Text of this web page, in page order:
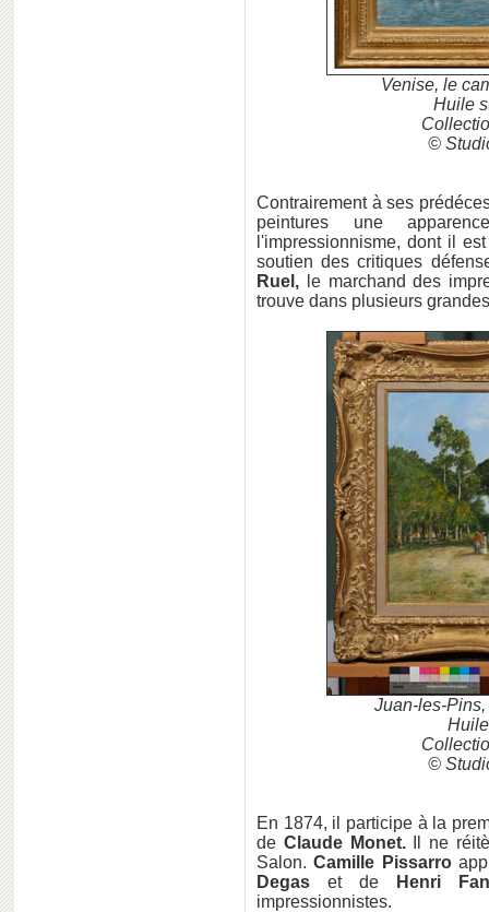
Venise, le
Huile
©
Contrairement à ses
peintures une
l'impressionnisme, dont il
soutien des critiques
Ruel, le marchand des
trouve dans plusieurs
Juan-les-
©
En 1874, il participe à la
de Claude Monet.Il ne
Salon.Camille Pissarro
Degas et de
Henri
impressionnistes.